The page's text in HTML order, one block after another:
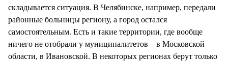
складывается ситуация. В Челябинске, например, передали
районные больницы региону, а город остался
самостоятельным. Есть и такие территории, где вообще
ничего не отобрали у муниципалитетов – в Московской
области, в Ивановской. В некоторых регионах берут только